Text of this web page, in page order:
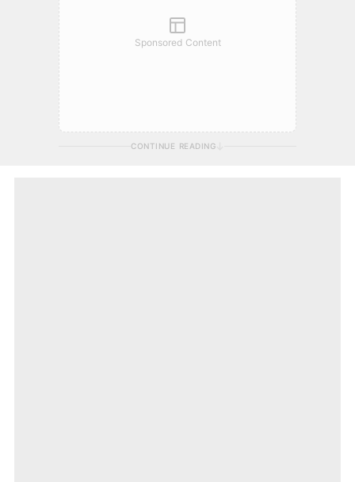
Sponsored Content
CONTINUE READING